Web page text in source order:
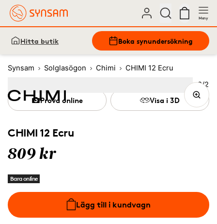
Meny
Hitta butik Boka synundersökning
Synsam Solglasögon Chimi CHIMI 12 Ecru
CHIMI 12 Ecru
809 kr
Bara online
Lägg till i kundvagn
Prova online Visa i 3D
Bild
2/2
Image (Current image)